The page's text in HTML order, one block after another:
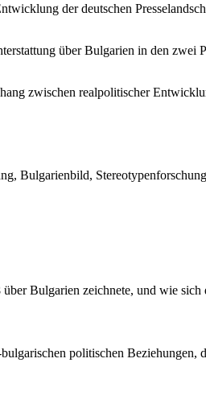
der deutschen
über Bulgarien in den zwei
zwischen realpolitischer
Bulgarienbild,
Bulgarien zeichnete, und wie
politischen